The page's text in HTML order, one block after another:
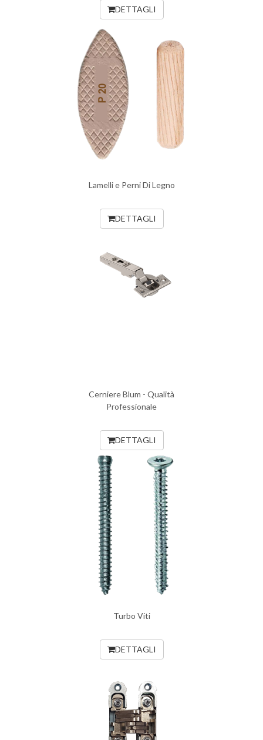
DETTAGLI
Lamelli e Perni Di Legno
DETTAGLI
Cerniere Blum - Qualità
Professionale
DETTAGLI
Turbo Viti
DETTAGLI